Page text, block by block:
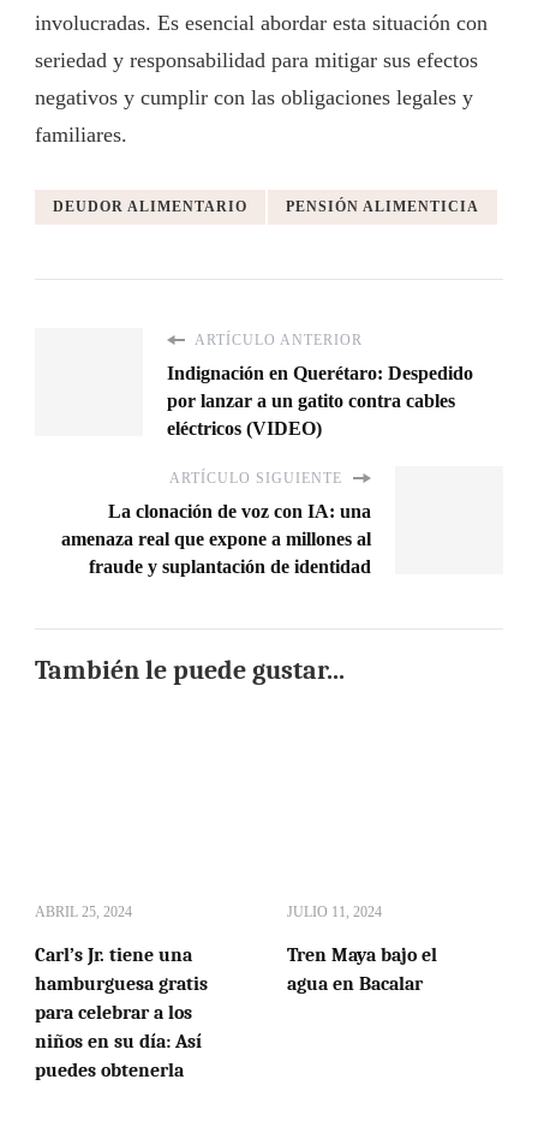
involucradas. Es esencial abordar esta situación con
seriedad y responsabilidad para mitigar sus efectos
negativos y cumplir con las obligaciones legales y
familiares.
DEUDOR ALIMENTARIO PENSIÓN ALIMENTICIA
ARTÍCULO ANTERIOR
Indignación en Querétaro: Despedido
por lanzar a un gatito contra cables
eléctricos (VIDEO)
ARTÍCULO SIGUIENTE
La clonación de voz con IA: una
amenaza real que expone a millones al
fraude y suplantación de identidad
También le puede gustar...
ABRIL 25, 2024
Carl’s Jr. tiene una
hamburguesa gratis
para celebrar a los
niños en su día: Así
puedes obtenerla
JULIO 11, 2024
Tren Maya bajo el
agua en Bacalar